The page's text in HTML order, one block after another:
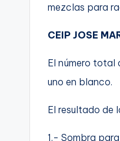
mezclas para
CEIP JOSE
El número total
uno en blanco.
El resultado de
1.- Sombra